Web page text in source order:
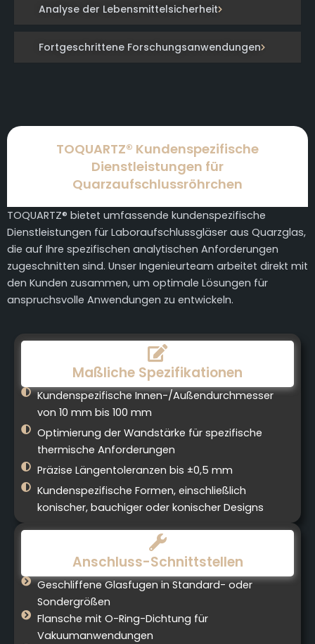
Analyse der Lebensmittelsicherheit
Fortgeschrittene Forschungsanwendungen
TOQUARTZ® Kundenspezifische
Dienstleistungen für
Quarzaufschlussröhrchen
TOQUARTZ® bietet umfassende kundenspezifische
Dienstleistungen für Laboraufschlussgläser aus Quarzglas,
die auf Ihre spezifischen analytischen Anforderungen
zugeschnitten sind. Unser Ingenieurteam arbeitet direkt mit
den Kunden zusammen, um optimale Lösungen für
anspruchsvolle Anwendungen zu entwickeln.
Maßliche Spezifikationen
Kundenspezifische Innen-/Außendurchmesser
von 10 mm bis 100 mm
Optimierung der Wandstärke für spezifische
thermische Anforderungen
Präzise Längentoleranzen bis ±0,5 mm
Kundenspezifische Formen, einschließlich
konischer, bauchiger oder konischer Designs
Anschluss-Schnittstellen
Geschliffene Glasfugen in Standard- oder
Sondergrößen
Flansche mit O-Ring-Dichtung für
Vakuumanwendungen